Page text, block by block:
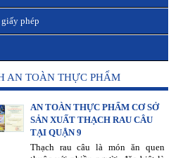
phép
AN TOÀN THỰC PHẨM
AN TOÀN THỰC PHẨM CƠ SỞ
SẢN XUẤT THẠCH RAU CÂU
TẠI QUẬN 9
Thạch rau câu là món ăn quen